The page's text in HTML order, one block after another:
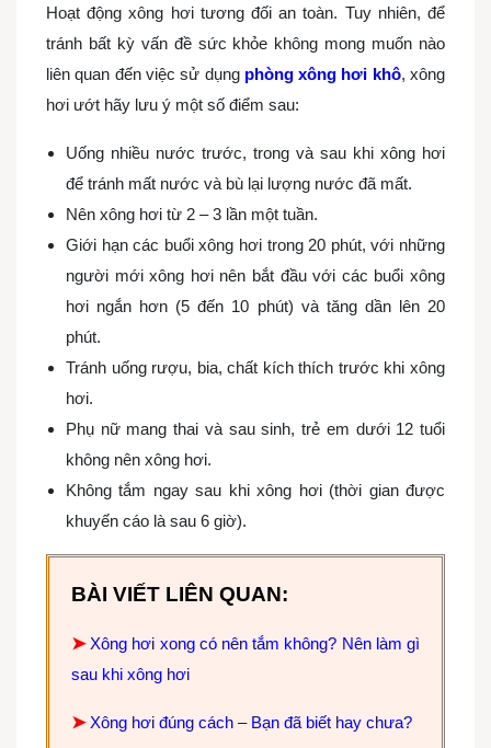
Hoạt động xông hơi tương đối an toàn. Tuy nhiên, để
tránh bất kỳ vấn đề sức khỏe không mong muốn nào
liên quan đến việc sử dụng phòng xông hơi khô, xông
hơi ướt hãy lưu ý một số điểm sau:
Uống nhiều nước trước, trong và sau khi xông hơi
để tránh mất nước và bù lại lượng nước đã mất.
Nên xông hơi từ 2 – 3 lần một tuần.
Giới hạn các buổi xông hơi trong 20 phút, với những
người mới xông hơi nên bắt đầu với các buổi xông
hơi ngắn hơn (5 đến 10 phút) và tăng dần lên 20
phút.
Tránh uống rượu, bia, chất kích thích trước khi xông
hơi.
Phụ nữ mang thai và sau sinh, trẻ em dưới 12 tuổi
không nên xông hơi.
Không tắm ngay sau khi xông hơi (thời gian được
khuyến cáo là sau 6 giờ).
BÀI VIẾT LIÊN QUAN:
➤Xông hơi xong có nên tắm không? Nên làm gì
sau khi xông hơi
➤Xông hơi đúng cách – Bạn đã biết hay chưa?